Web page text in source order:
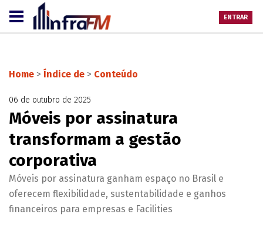
ENTRAR
Home > Índice de > Conteúdo
06 de outubro de 2025
Móveis por assinatura
transformam a gestão
corporativa
Móveis por assinatura ganham espaço no Brasil e
oferecem flexibilidade, sustentabilidade e ganhos
financeiros para empresas e Facilities